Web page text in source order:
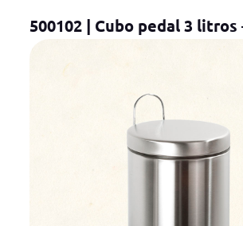
500102 | Cubo pedal 3 litros